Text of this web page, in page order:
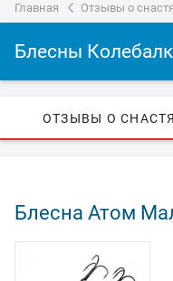
Главная Отзывы о
Блесны
ОТЗЫВЫ О
Блесна Атом